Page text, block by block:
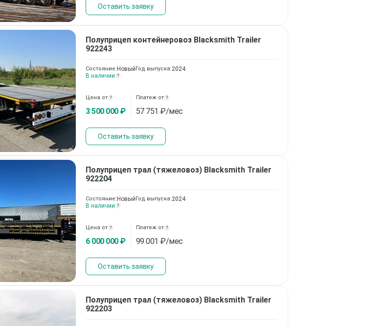
Оставить заявку
Полуприцеп контейнеровоз Blacksmith Trailer
922243
Состояние: НовыйГод выпуска:2024
В наличии ?
Цена от ?
3 500 000 ₽
Платеж от ?
57 751 ₽/мес
Оставить заявку
Полуприцеп трал (тяжеловоз) Blacksmith Trailer
922204
Состояние: НовыйГод выпуска:2024
В наличии ?
Цена от ?
6 000 000 ₽
Платеж от ?
99 001 ₽/мес
Оставить заявку
Полуприцеп трал (тяжеловоз) Blacksmith Trailer
922203